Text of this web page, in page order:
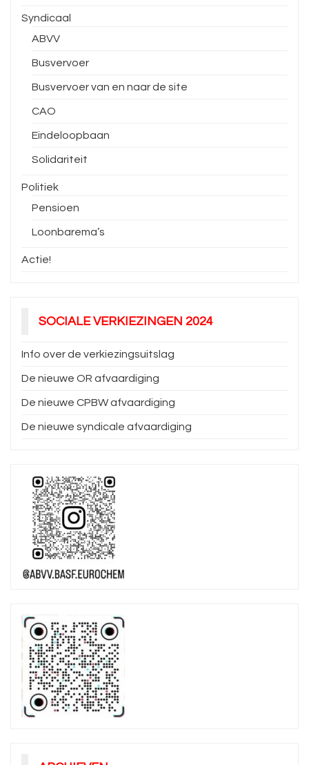
Syndicaal
ABVV
Busvervoer
Busvervoer van en naar de site
CAO
Eindeloopbaan
Solidariteit
Politiek
Pensioen
Loonbarema’s
Actie!
SOCIALE VERKIEZINGEN 2024
Info over de verkiezingsuitslag
De nieuwe OR afvaardiging
De nieuwe CPBW afvaardiging
De nieuwe syndicale afvaardiging